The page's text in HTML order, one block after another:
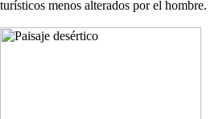
turísticos menos alterados por el hombre.